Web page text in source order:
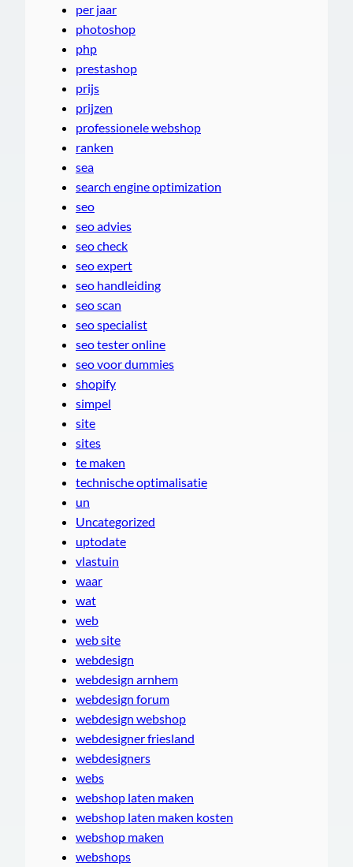
per jaar
photoshop
php
prestashop
prijs
prijzen
professionele webshop
ranken
sea
search engine optimization
seo
seo advies
seo check
seo expert
seo handleiding
seo scan
seo specialist
seo tester online
seo voor dummies
shopify
simpel
site
sites
te maken
technische optimalisatie
un
Uncategorized
uptodate
vlastuin
waar
wat
web
web site
webdesign
webdesign arnhem
webdesign forum
webdesign webshop
webdesigner friesland
webdesigners
webs
webshop laten maken
webshop laten maken kosten
webshop maken
webshops